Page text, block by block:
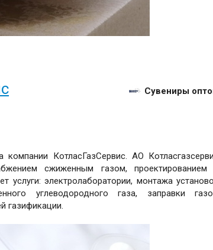
Сувениры
компании КотласГазСервис. АО
сжиженным газом, проектированием
услуги: электролаборатории, монтажа
углеводородного газа, заправки
газификации.